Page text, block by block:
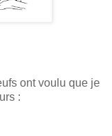
ont voulu que je
: